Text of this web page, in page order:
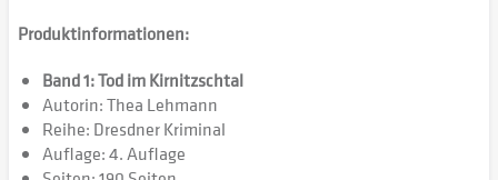
Produktinformationen:
Band 1: Tod im Kirnitzschtal
Autorin: Thea Lehmann
Reihe: Dresdner Kriminal
Auflage: 4. Auflage